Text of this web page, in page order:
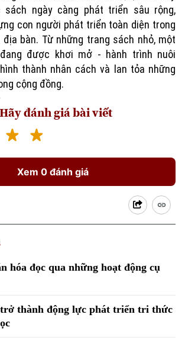
sách ngày càng phát triển sâu rộng,
con người phát triển toàn diện trong
bàn. Từ những trang sách nhỏ, một
được khơi mở - hành trình nuôi
thành nhân cách và lan tỏa những
cộng đồng.
đánh giá bài viết
Xem 0 đánh giá
hóa đọc qua những hoạt động cụ
thành động lực phát triển tri thức